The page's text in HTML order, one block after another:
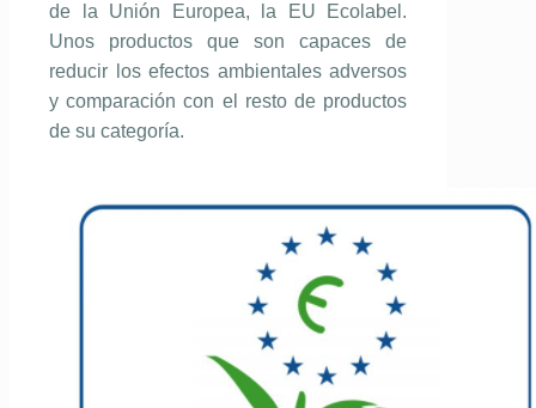
de la Unión Europea, la EU Ecolabel.
Unos productos que son capaces de
reducir los efectos ambientales adversos
y comparación con el resto de productos
de su categoría.